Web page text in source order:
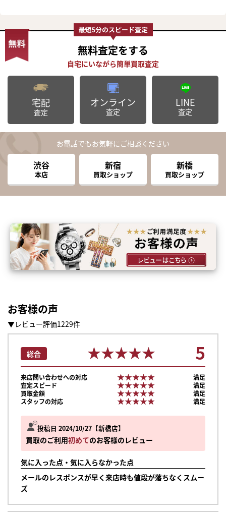
無料査定をする
宅配
査定
オンライン
査定
LINE
査定
お電話でもお気軽にご相談ください
渋谷
本店
新宿
買取ショップ
新橋
買取ショップ
お客様の声
▼レビュー評価1229件
投稿日 2024/10/27 新橋店
買取のご利用初めてのお客様のレビュー
気に入った点・気に入らなかった点
メールのレスポンスが早く来店時も値段が落ちなくスムー
ズ
総合 ★★★★★
★★★★★ 5
来店問い合わせへの対応 ★★★★★
★★★★★
満足
査定スピード
★★★★★
★★★★★
満足
買取金額
★★★★★
★★★★★
満足
スタッフの対応
★★★★★
★★★★★ 満足